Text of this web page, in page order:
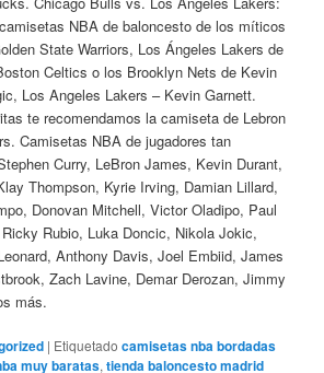
NBA de baloncesto de los míticos
State Warriors, Los Ángeles Lakers de
Celtics o los Brooklyn Nets de Kevin
Los Angeles Lakers – Kevin Garnett.
te recomendamos la camiseta de Lebron
Camisetas NBA de jugadores tan
Curry, LeBron James, Kevin Durant,
Thompson, Kyrie Irving, Damian Lillard,
Donovan Mitchell, Victor Oladipo, Paul
Rubio, Luka Doncic, Nikola Jokic,
Anthony Davis, Joel Embiid, James
Zach Lavine, Demar Derozan, Jimmy
más.
| Etiquetado camisetas nba bordadas
muy baratas,tienda baloncesto madrid